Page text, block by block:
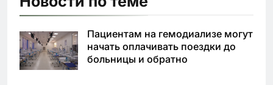
Пациентам на гемодиализе могут
начать оплачивать поездки до
больницы и обратно